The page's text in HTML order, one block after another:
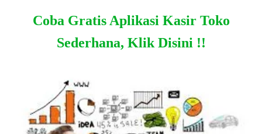
Coba Gratis Aplikasi Kasir Toko
Sederhana, Klik Disini !!